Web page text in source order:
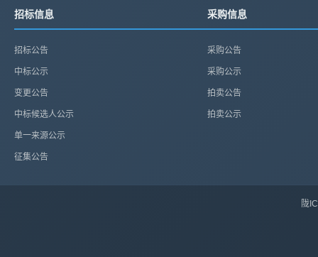
招标信息
招标公告
中标公示
变更公告
中标候选人公示
单一来源公示
征集公告
采购信息
采购公告
采购公示
拍卖公告
拍卖公示
陇